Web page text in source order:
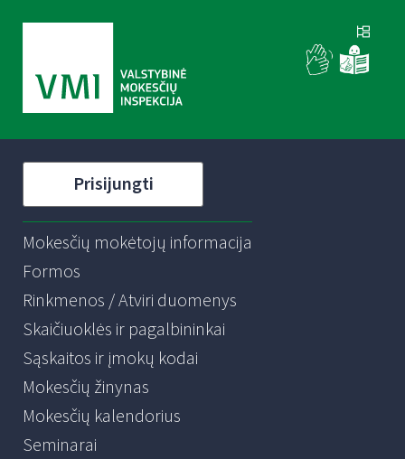
Prisijungti
Mokesčių mokėtojų informacija
Formos
Rinkmenos / Atviri duomenys
Skaičiuoklės ir pagalbininkai
Sąskaitos ir įmokų kodai
Mokesčių žinynas
Mokesčių kalendorius
Seminarai